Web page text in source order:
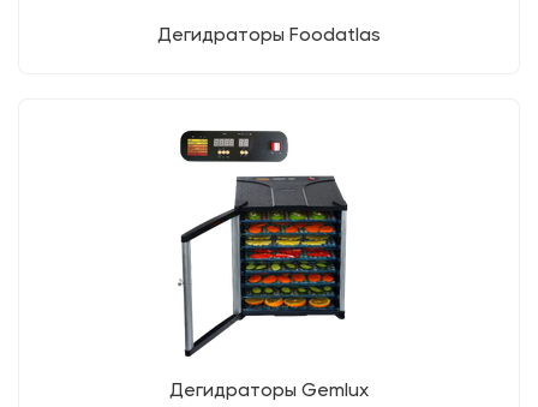
Дегидраторы Foodatlas
Дегидраторы Gemlux